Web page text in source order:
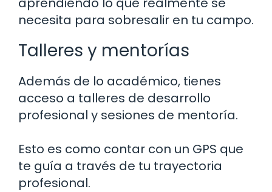
necesita para sobresalir en tu campo.
Talleres y mentorías
Además de lo académico, tienes
acceso a talleres de desarrollo
profesional y sesiones de mentoría.
Esto es como contar con un GPS que
te guía a través de tu trayectoria
profesional.